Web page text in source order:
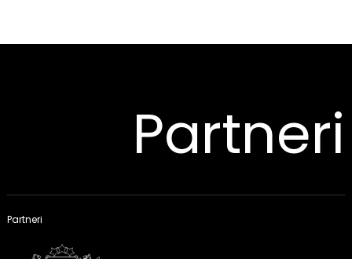
Partneri
Partneri